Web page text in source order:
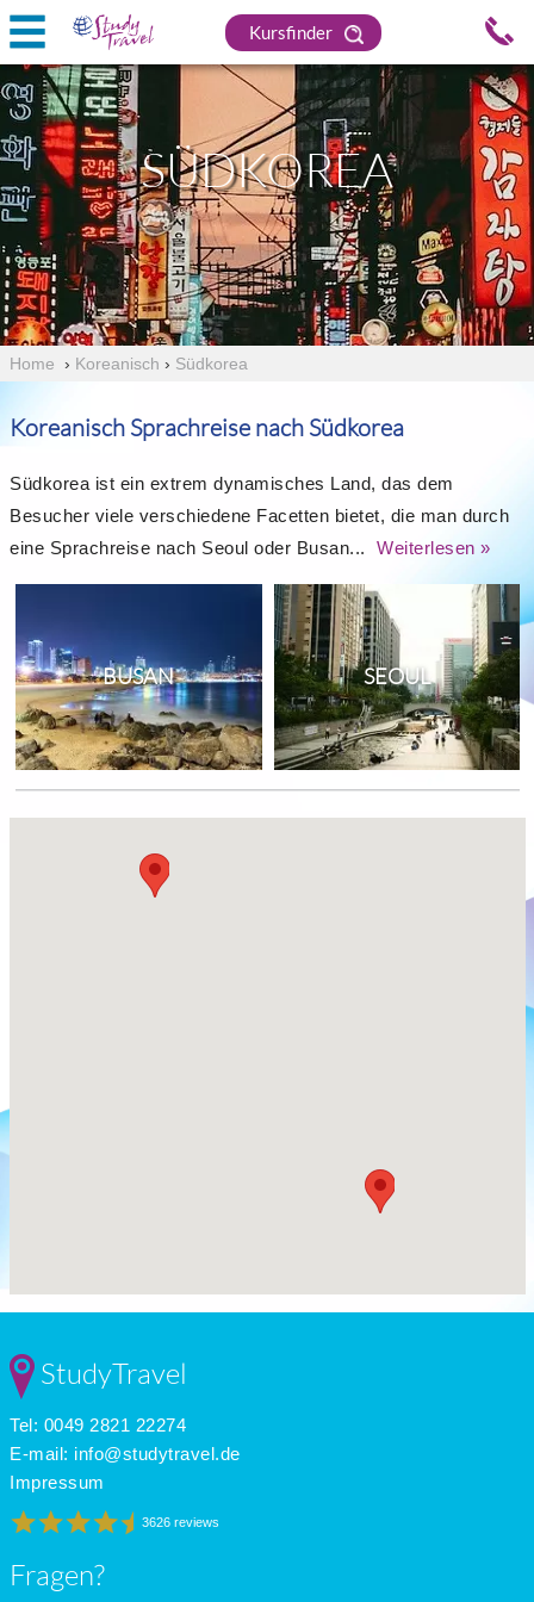
Kursfinder
SÜDKOREA
Home › Koreanisch › Südkorea
Koreanisch Sprachreise nach Südkorea
Südkorea ist ein extrem dynamisches Land, das dem
Besucher viele verschiedene Facetten bietet, die man durch
eine Sprachreise nach Seoul oder Busan...
Weiterlesen »
BUSAN SEOUL
StudyTravel
Tel: 0049 2821 22274
E-mail: info@studytravel.de
Impressum
3626 reviews
Fragen?